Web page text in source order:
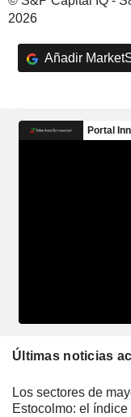
2026
Añadir
Últimas noticias
Los sectores de
Estocolmo: el